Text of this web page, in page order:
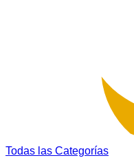
Todas las Categorías